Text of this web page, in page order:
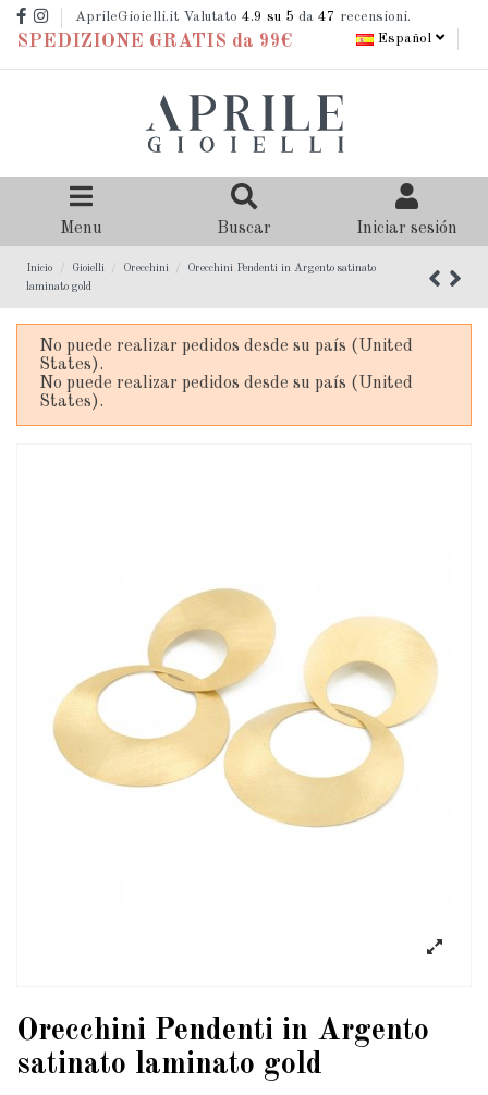
AprileGioielli.it Valutato 4.9 su 5 da 47 recensioni.
SPEDIZIONE GRATIS da 99€ Español
Menu Buscar Iniciar sesión
Inicio Gioielli Orecchini
Orecchini Pendenti in Argento satinato
laminato gold
No puede realizar pedidos desde su país (United
States).
No puede realizar pedidos desde su país (United
States).
Orecchini Pendenti in Argento
satinato laminato gold